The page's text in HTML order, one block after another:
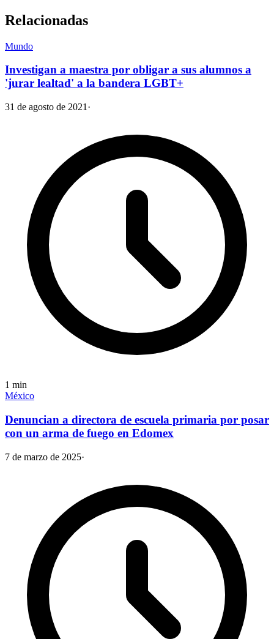
Relacionadas
Mundo
Investigan a maestra por obligar a sus alumnos a
'jurar lealtad' a la bandera LGBT+
31 de agosto de 2021 ·
1 min
México
Denuncian a directora de escuela primaria por posar
con un arma de fuego en Edomex
7 de marzo de 2025·